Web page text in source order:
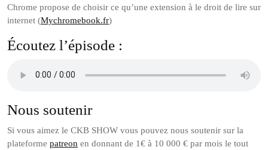
Chrome propose de choisir ce qu’une extension à le droit de lire sur
internet (Mychromebook.fr)
Écoutez l’épisode :
Nous soutenir
Si vous aimez le CKB SHOW vous pouvez nous soutenir sur la
plateforme patreon en donnant de 1€ à 10 000 € par mois le tout